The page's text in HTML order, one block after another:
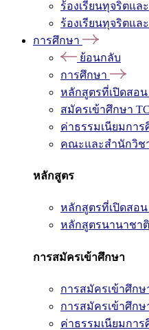
ร้องเรียนทุจริตแ
ร้องเรียนทุจริตแ
การศึกษา
ย้อนกลับ
การศึกษา
หลักสูตรที่เปิดสอน
สมัครเข้าศึกษา
ค่าธรรมเนียมการ
คณะและสำนักวิช
หลักสูตร
หลักสูตรที่เปิดสอ
หลักสูตรนานาชาติ
การสมัครเข้าศึกษา
การสมัครเข้าศึก
การสมัครเข้าศึก
ค่าธรรมเนียมการ